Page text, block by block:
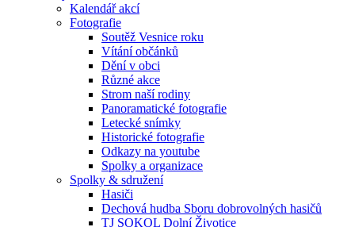
Kalendář akcí
Fotografie
Soutěž Vesnice roku
Vítání občánků
Dění v obci
Různé akce
Strom naší rodiny
Panoramatické fotografie
Letecké snímky
Historické fotografie
Odkazy na youtube
Spolky a organizace
Spolky & sdružení
Hasiči
Dechová hudba Sboru dobrovolných hasičů
TJ SOKOL Dolní Životice